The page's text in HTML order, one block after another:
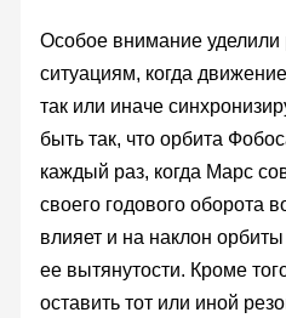
Особое внимание
ситуациям, когда
так или иначе
быть так, что орбита
каждый раз, когда Марс
своего годового оборота
влияет и на наклон
ее вытянутости. Кроме
оставить тот или иной